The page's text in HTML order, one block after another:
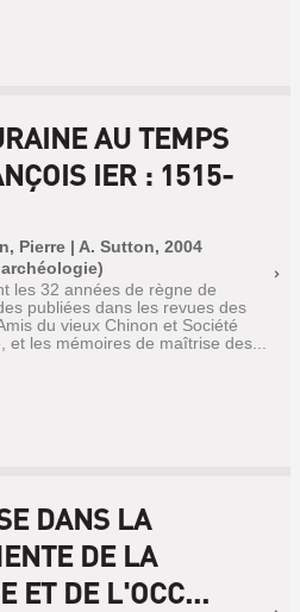
AU TEMPS
IER : 1515-
Pierre | A. Sutton, 2004
les 32 années de règne de
publiées dans les revues des
du vieux Chinon et Société
les mémoires de maîtrise des...
DANS LA
DE LA
ET DE L'OCC...